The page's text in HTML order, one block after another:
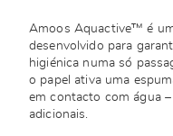
Amoos Aquactive™ é
desenvolvido para
higiénica numa só
o papel ativa uma
em contacto com água
adicionais.